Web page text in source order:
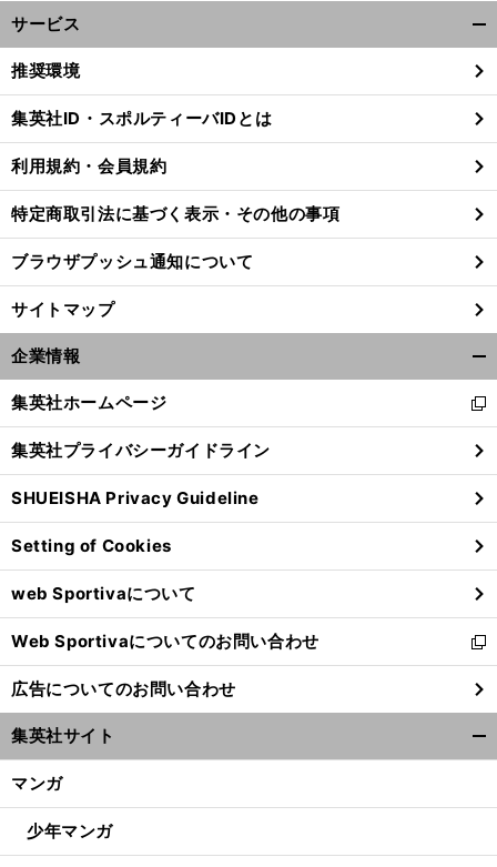
サービス
閉
る
推奨環境
集英社ID・スポルティーバIDとは
利用規約・会員規約
特定商取引法に基づく表示・その他の事項
ブラウザプッシュ通知について
サイトマップ
企業情報
閉
る
集英社ホームページ
新
し
い
ウ
ィ
ン
ド
ウ
で
開
く
集英社プライバシーガイドライン
SHUEISHA Privacy Guideline
Setting of Cookies
web Sportivaについて
Web Sportivaについてのお問い合わせ
新
し
い
ウ
ィ
ン
ウ
開
広告についてのお問い合わせ
集英社サイト
マンガ
少年マンガ